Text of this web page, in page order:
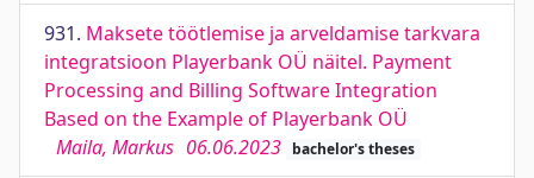
931. Maksete töötlemise ja arveldamise tarkvara
integratsioon Playerbank OÜ näitel. Payment
Processing and Billing Software Integration
Based on the Example of Playerbank OÜ
Maila, Markus 06.06.2023 bachelor's theses